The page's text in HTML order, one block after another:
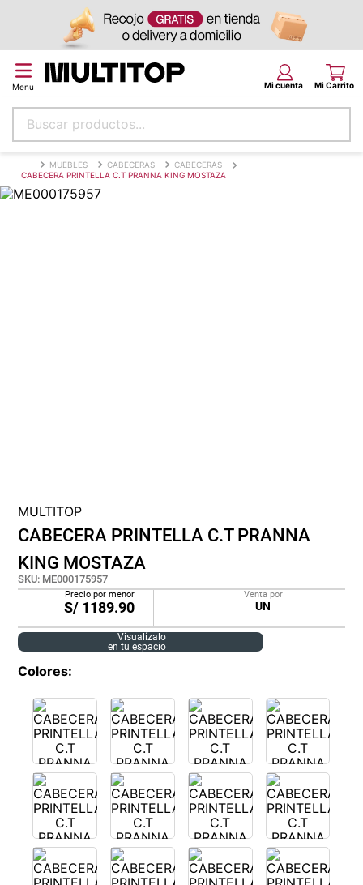
Buscar productos...
MUEBLES CABECERAS
CABECERAS
CABECERA PRINTELLA C.T PRANNA KING MOSTAZA
MULTITOP
CABECERA PRINTELLA C.T PRANNA
KING MOSTAZA
SKU: ME000175957
Precio por menor
S/ 1189.90
Venta por
UN
Visualízalo
en tu espacio
Colores
Términos más buscados
papel tapiz